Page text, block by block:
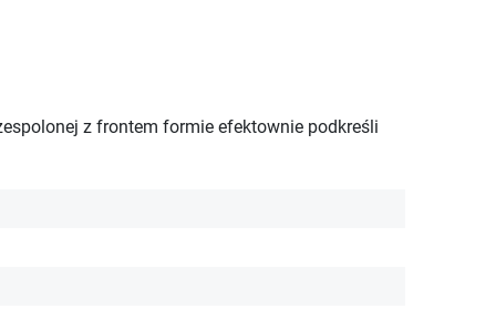
z frontem formie efektownie podkreśli